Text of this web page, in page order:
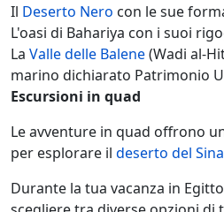
Il Deserto Nero con le sue
L'oasi di Bahariya con i suoi
La Valle delle Balene(Wadi al-
marino dichiarato Patrimonio
Escursioni in quad
Le avventure in quad offrono
per esplorare il deserto del
Durante la tua vacanza in